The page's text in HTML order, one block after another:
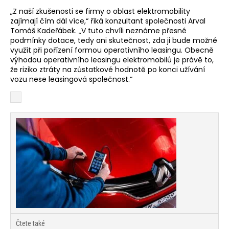
„Z naší zkušenosti se firmy o oblast elektromobility
zajímají čím dál více,“ říká konzultant společnosti Arval
Tomáš Kadeřábek. „V tuto chvíli neznáme přesné
podmínky dotace, tedy ani skutečnost, zda ji bude možné
využít při pořízení formou operativního leasingu. Obecně
výhodou operativního leasingu elektromobilů je právě to,
že riziko ztráty na zůstatkové hodnotě po konci užívání
vozu nese leasingová společnost.“
Čtete také